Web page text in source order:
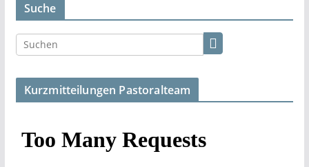
Suche
Kurzmitteilungen Pastoralteam